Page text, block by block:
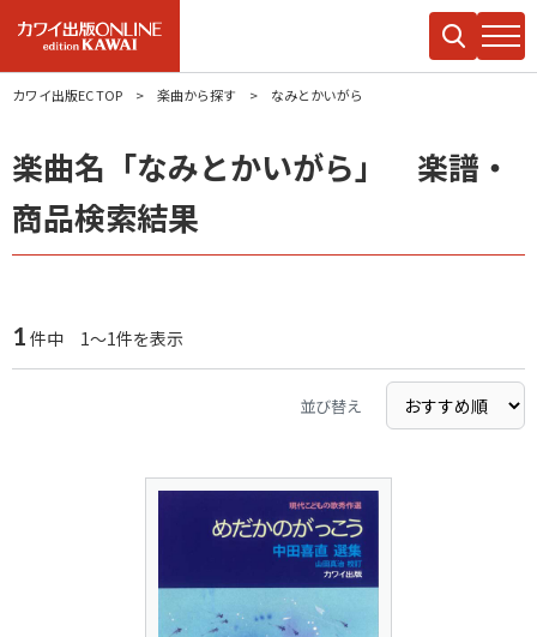
カワイ出版EC TOP 楽曲から探す なみとかいがら
楽曲名「なみとかいがら」 楽譜・
商品検索結果
1 件中 1～1件を表示
並び替え